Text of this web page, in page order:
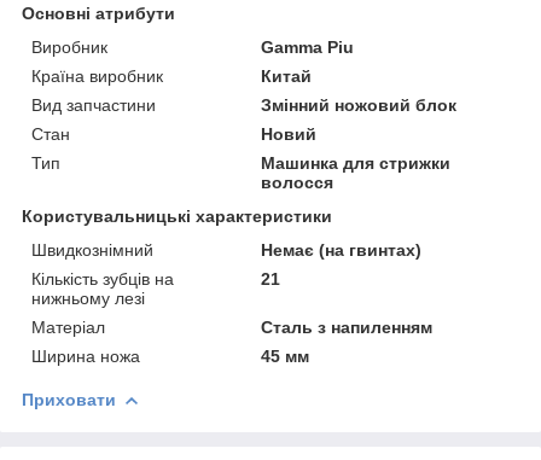
Основні атрибути
Виробник
Gamma Piu
Країна виробник
Китай
Вид запчастини
Змінний ножовий блок
Стан
Новий
Тип
Машинка для стрижки
волосся
Користувальницькі характеристики
Швидкознімний
Немає (на гвинтах)
Кількість зубців на
нижньому лезі
21
Матеріал
Сталь з напиленням
Ширина ножа
45 мм
Приховати